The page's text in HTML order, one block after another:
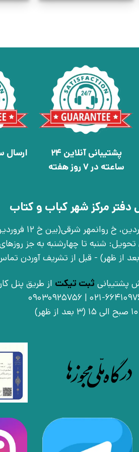
پشتیبانی آنلاین 24
ساعته در 7 روز هفته
ارسال
دفتر مرکز شهر کباب و کتاب
تهران، خ انقلاب، خ
پلاک 1 - زمان تحویل: شنبه تا چهارشنبه به
پشتیبانی ثبت تیکت از طریق پنل
10 صبح الی 15 (3 بعد از ظهر)